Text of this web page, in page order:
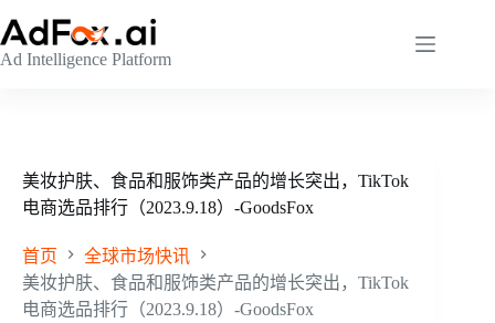
至
内
Ad Intelligence Platform
美妆护肤、食品和服饰类产品的增长突出，TikTok
电商选品排行（2023.9.18）-GoodsFox
首页
全球市场快讯
美妆护肤、食品和服饰类产品的增长突出，TikTok
电商选品排行（2023.9.18）-GoodsFox